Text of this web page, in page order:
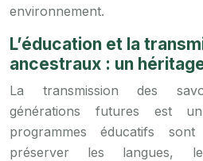
environnement.
L’éducation et la
ancestraux : un
La transmission des
générations futures est
programmes éducatifs
préserver les langues,